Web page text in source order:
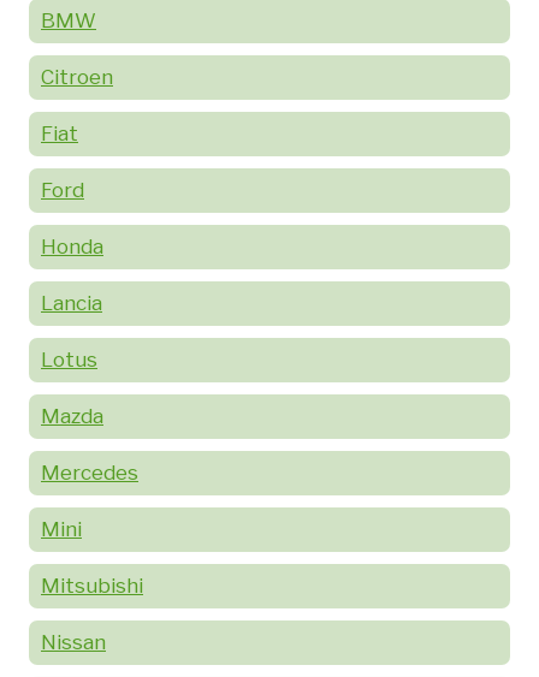
BMW
Citroen
Fiat
Ford
Honda
Lancia
Lotus
Mazda
Mercedes
Mini
Mitsubishi
Nissan